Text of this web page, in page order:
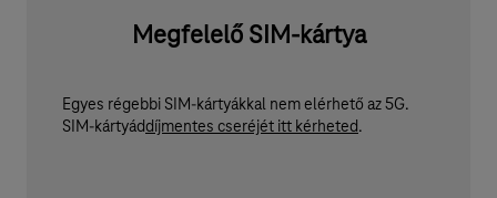
Megfelelő SIM-kártya
Egyes régebbi SIM-kártyákkal nem elérhető az 5G.
SIM-kártyáddíjmentes cseréjét itt kérheted.